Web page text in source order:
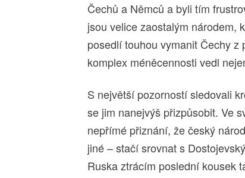
Čechů a Němců a byli tím
jsou velice zaostalým národem,
posedlí touhou vymanit Čechy
komplex méněcennosti vedl
S největší pozorností sledovali
se jim nanejvýš přizpůsobit. Ve
nepřímé přiznání, že český
jiné – stačí srovnat s
Ruska ztrácím poslední kousek